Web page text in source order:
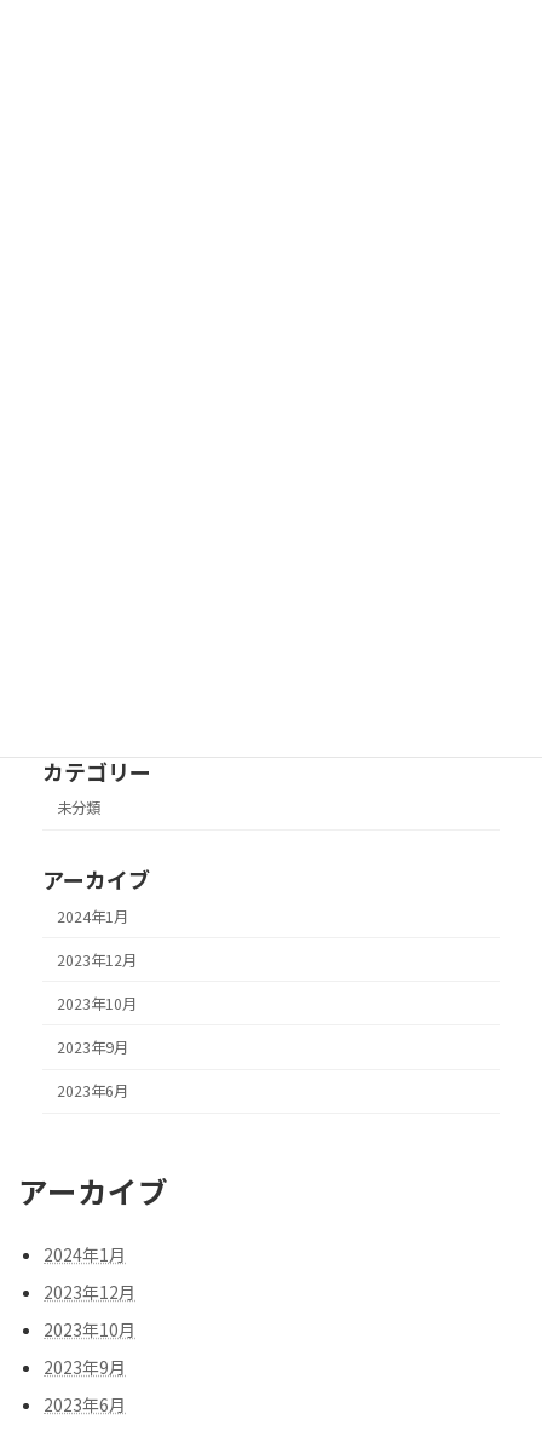
カテゴリー
未分類
アーカイブ
2024年1月
2023年12月
2023年10月
2023年9月
2023年6月
アーカイブ
2024年1月
2023年12月
2023年10月
2023年9月
2023年6月